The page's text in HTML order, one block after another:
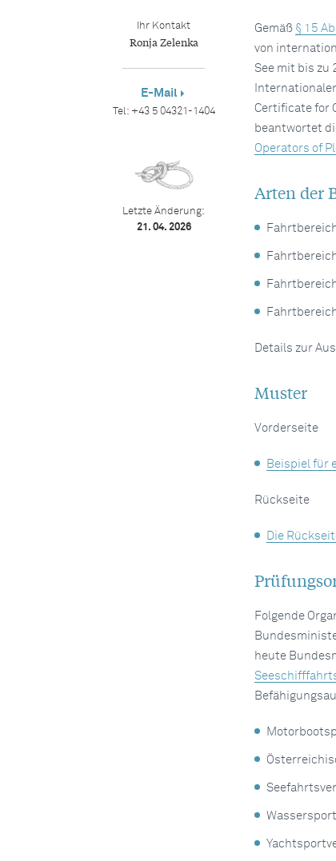
Gemäß § 15
von
See mit bis zu
Certificate for
beantwortet
Operators of
Arten der
Details zur
Muster
Vorderseite
Beispiel für
Rückseite
Die
Folgende
heute
Ihr Kontakt
Ronja Zelenka
E-Mail
Tel: +43 5 04321-1404
Letzte Änderung:
21. 04. 2026